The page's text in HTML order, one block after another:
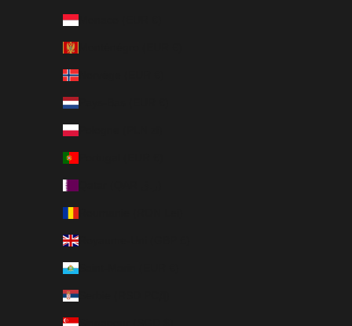
Monaco (EUR €)
Norvège (EUR €)
Pays-Bas (EUR €)
Pologne (PLN zł)
Royaume-Uni (GBP £)
Saint-Marin (EUR €)
Serbie (RSD РСД)
Singapour (SGD $)